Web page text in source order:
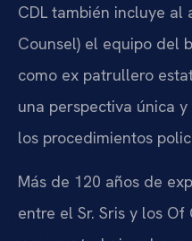
CDL también incluye al
Counsel) el equipo del
como ex patrullero
una perspectiva única
los procedimientos
Más de 120 años de
entre el Sr. Sris y los